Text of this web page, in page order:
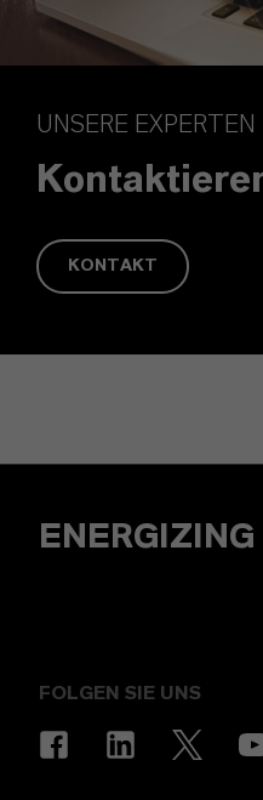
UNSERE
KONTAKT
ENERGIZING
FOLGEN SIE UNS